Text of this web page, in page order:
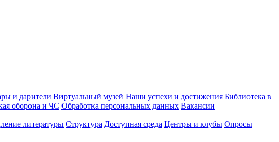
и дарители Виртуальный музей Наши успехи и достижения Библиотека в
оборона и ЧС Обработка персональных данных Вакансии
литературы Структура Доступная среда Центры и клубы Опросы